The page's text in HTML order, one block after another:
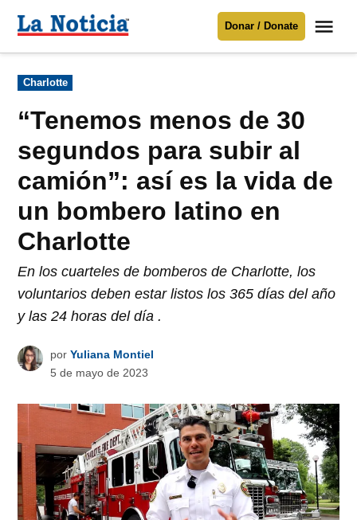
Para mantenerte informado necesitamos
Donar
contenido
Noticia
Donar / Donate
Publicado
en
Charlotte
“Tenemos menos de 30
segundos para subir al
camión”: así es la vida de
un bombero latino en
Charlotte
En los cuarteles de bomberos de Charlotte, los
voluntarios deben estar listos los 365 días del año
y las 24 horas del día .
por Yuliana Montiel
5 de mayo de 2023